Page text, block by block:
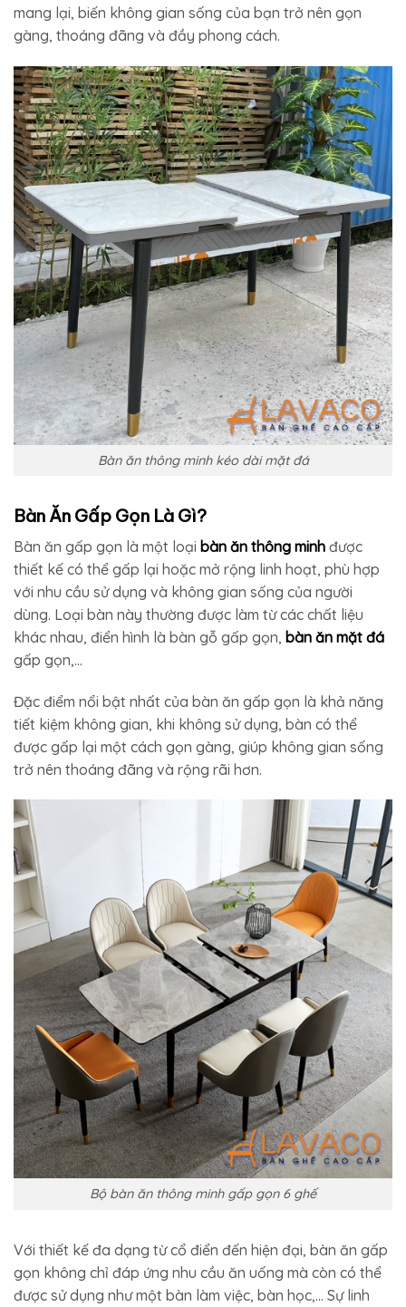
mang lại, biến không gian sống của bạn trở nên gọn
gàng, thoáng đãng và đầy phong cách.
Bàn ăn thông minh kéo dài mặt đá
Bàn Ăn Gấp Gọn Là Gì?
Bàn ăn gấp gọn là một loại bàn ăn thông minh được
thiết kế có thể gấp lại hoặc mở rộng linh hoạt, phù hợp
với nhu cầu sử dụng và không gian sống của người
dùng. Loại bàn này thường được làm từ các chất liệu
khác nhau, điển hình là bàn gỗ gấp gọn, bàn ăn mặt đá
gấp gọn,…
Đặc điểm nổi bật nhất của bàn ăn gấp gọn là khả năng
tiết kiệm không gian, khi không sử dụng, bàn có thể
được gấp lại một cách gọn gàng, giúp không gian sống
trở nên thoáng đãng và rộng rãi hơn.
Bộ bàn ăn thông minh gấp gọn 6 ghế
Với thiết kế đa dạng từ cổ điển đến hiện đại, bàn ăn gấp
gọn không chỉ đáp ứng nhu cầu ăn uống mà còn có thể
được sử dụng như một bàn làm việc, bàn học,… Sự linh